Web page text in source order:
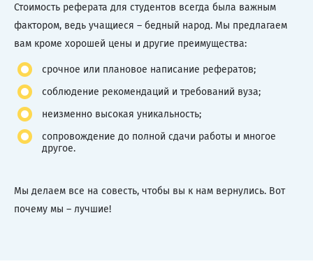
Стоимость реферата для студентов всегда была важным
фактором, ведь учащиеся – бедный народ. Мы предлагаем
вам кроме хорошей цены и другие преимущества:
срочное или плановое написание рефератов;
соблюдение рекомендаций и требований вуза;
неизменно высокая уникальность;
сопровождение до полной сдачи работы и многое
другое.
Мы делаем все на совесть, чтобы вы к нам вернулись. Вот
почему мы – лучшие!